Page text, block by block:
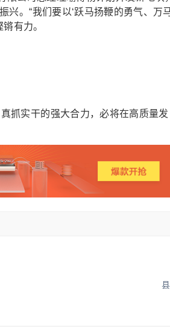
兴。“我们要以‘跃马扬鞭的勇气、万
有力。
抓实干的强大合力，必将在高质量发